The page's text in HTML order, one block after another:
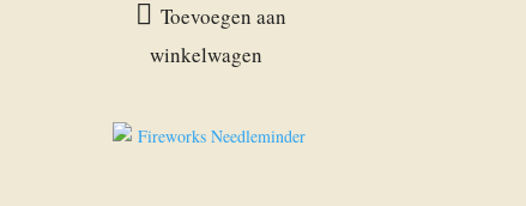
Toevoegen aan
winkelwagen